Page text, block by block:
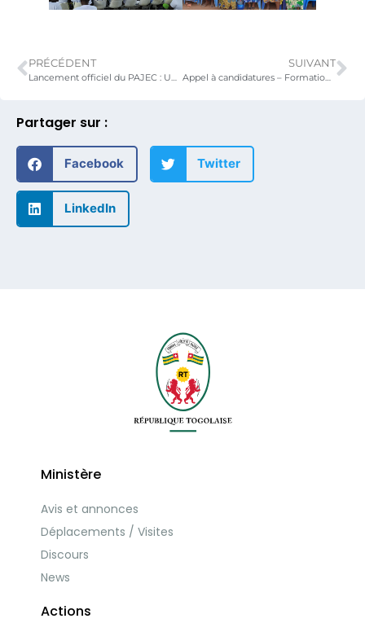
Partager sur :
Facebook Twitter
LinkedIn
PRÉCÉDENT SUIVANT
Appel à candidatures – Formation gratuite pour jeunes créateurs et communicants digitaux
Ministère
Avis et annonces
Déplacements / Visites
Discours
News
Actions